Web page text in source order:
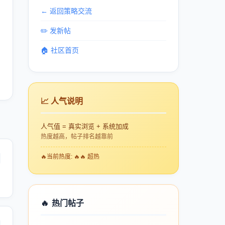
← 返回策略交流
✏️ 发新帖
🏠 社区首页
📈 人气说明
人气值 = 真实浏览 + 系统加成
热度越高，帖子排名越靠前
🔥 当前热度: 🔥🔥 超热
🔥 热门帖子